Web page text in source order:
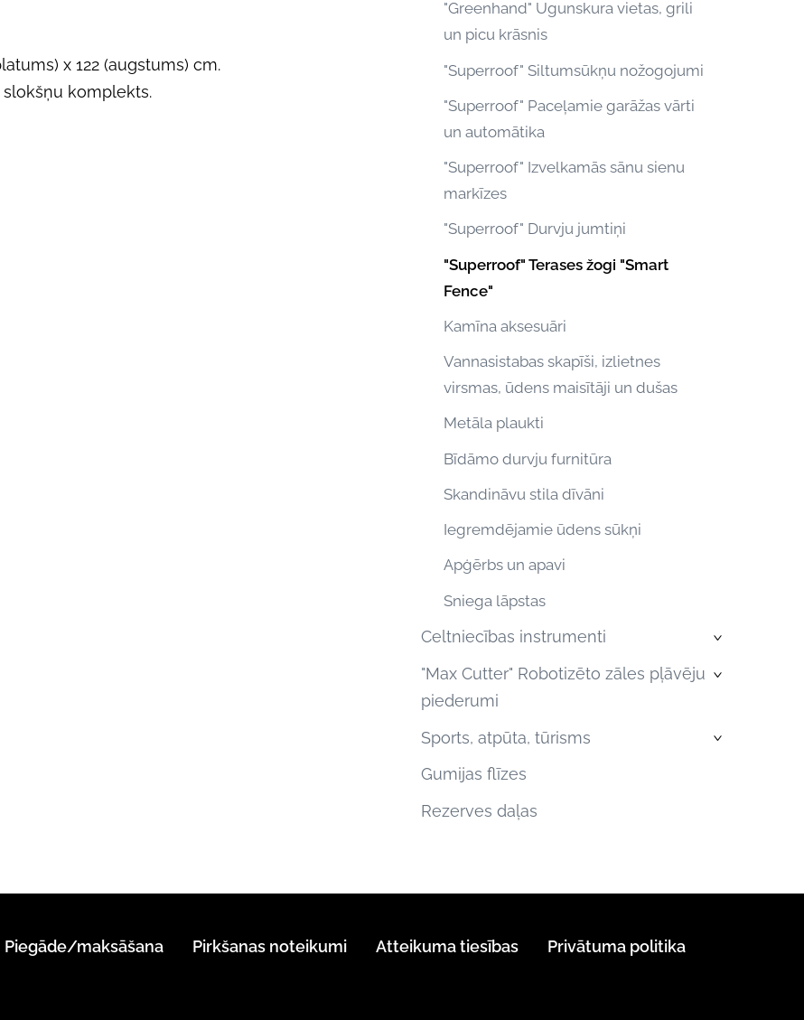
"Greenhand" Ugunskura vietas, grili
un picu krāsnis
"Superroof" Siltumsūkņu nožogojumi
"Superroof" Paceļamie garāžas vārti
un automātika
"Superroof" Izvelkamās sānu sienu
markīzes
"Superroof" Durvju jumtiņi
"Superroof" Terases žogi "Smart
Fence"
Kamīna aksesuāri
Vannasistabas skapīši, izlietnes
virsmas, ūdens maisītāji un dušas
Metāla plaukti
Bīdāmo durvju furnitūra
Skandināvu stila dīvāni
Iegremdējamie ūdens sūkņi
Apģērbs un apavi
Sniega lāpstas
Celtniecības instrumenti ›
"Max Cutter" Robotizēto zāles pļāvēju
piederumi
›
Sports, atpūta, tūrisms ›
Gumijas flīzes
Rezerves daļas
x 122 (augstums) cm.
slokšņu komplekts.
Piegāde/maksāšana Pirkšanas noteikumi Atteikuma tiesības
Privātuma politika